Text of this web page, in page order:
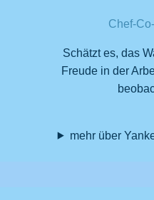
Chef-
Schätzt es, das
Freude in der
mehr über